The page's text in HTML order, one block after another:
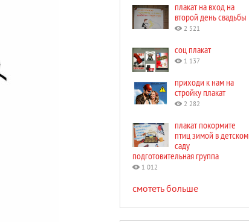
плакат на вход на
второй день свадьбы
2 521
соц плакат
1 137
приходи к нам на
стройку плакат
2 282
плакат покормите
птиц зимой в детском
саду
подготовительная группа
1 012
смотеть больше